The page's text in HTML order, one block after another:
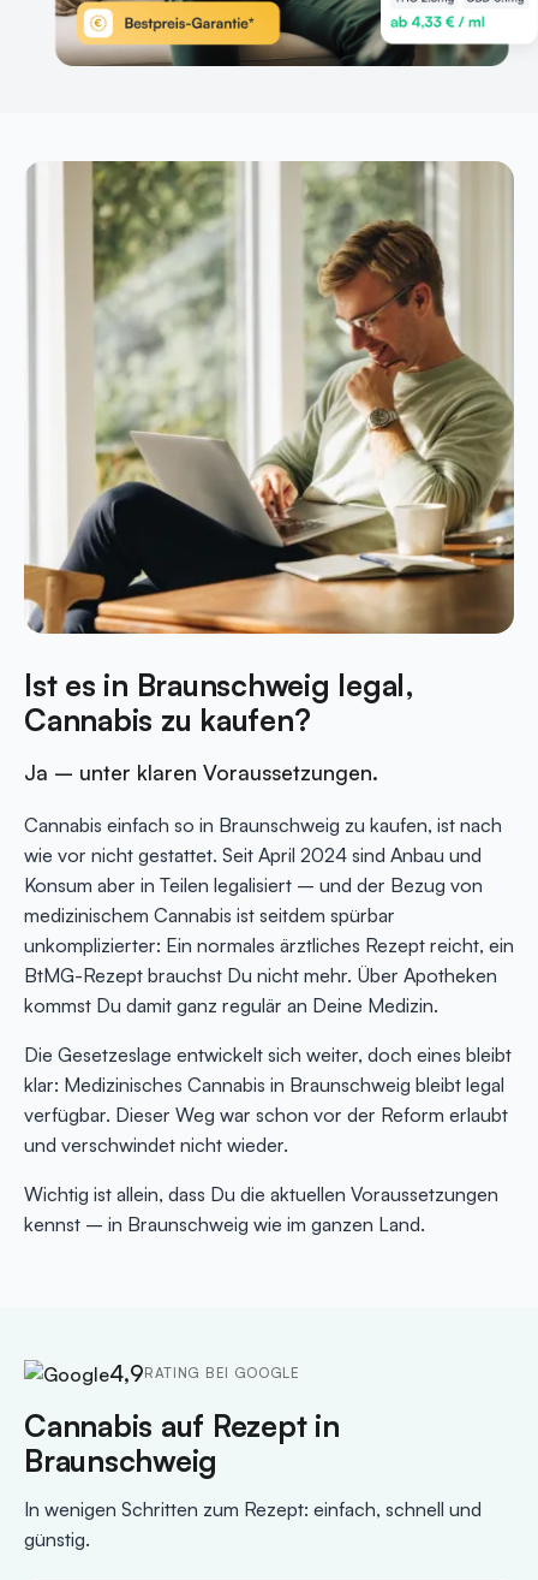
Ist es in Braunschweig legal,
Cannabis zu kaufen?
Ja – unter klaren Voraussetzungen.
Cannabis einfach so in Braunschweig zu kaufen, ist nach
wie vor nicht gestattet. Seit April 2024 sind Anbau und
Konsum aber in Teilen legalisiert – und der Bezug von
medizinischem Cannabis ist seitdem spürbar
unkomplizierter: Ein normales ärztliches Rezept reicht, ein
BtMG-Rezept brauchst Du nicht mehr. Über Apotheken
kommst Du damit ganz regulär an Deine Medizin.
Die Gesetzeslage entwickelt sich weiter, doch eines bleibt
klar: Medizinisches Cannabis in Braunschweig bleibt legal
verfügbar. Dieser Weg war schon vor der Reform erlaubt
und verschwindet nicht wieder.
Wichtig ist allein, dass Du die aktuellen Voraussetzungen
kennst – in Braunschweig wie im ganzen Land.
4,9RATING BEI GOOGLE
Cannabis auf Rezept in
Braunschweig
In wenigen Schritten zum Rezept: einfach, schnell und
günstig.